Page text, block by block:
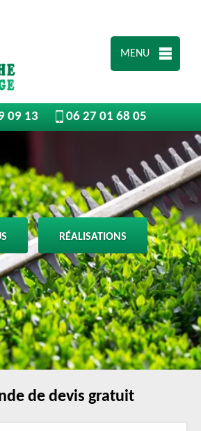
MENU
09 13 06 27 01 68 05
RÉALISATIONS
de devis gratuit